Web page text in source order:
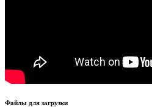
Файлы для загрузки